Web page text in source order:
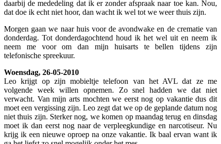
daarbij de mededeling dat ik er zonder afspraak naar toe kan. Nou,
dat doe ik echt niet hoor, dan wacht ik wel tot we weer thuis zijn.
Morgen gaan we naar huis voor de avondwake en de crematie van
donderdag. Tot donderdagochtend houd ik het wel uit en neem ik
neem me voor om dan mijn huisarts te bellen tijdens zijn
telefonische spreekuur.
Woensdag, 26-05-2010
Leo krijgt op zijn mobieltje telefoon van het AVL dat ze me
volgende week willen opnemen. Zo snel hadden we dat niet
verwacht. Van mijn arts mochten we eerst nog op vakantie dus dit
moet een vergissing zijn. Leo zegt dat we op de geplande datum nog
niet thuis zijn. Sterker nog, we komen op maandag terug en dinsdag
moet ik dan eerst nog naar de verpleegkundige en narcotiseur. Nu
krijg ik een nieuwe oproep na onze vakantie. Ik baal ervan want ik